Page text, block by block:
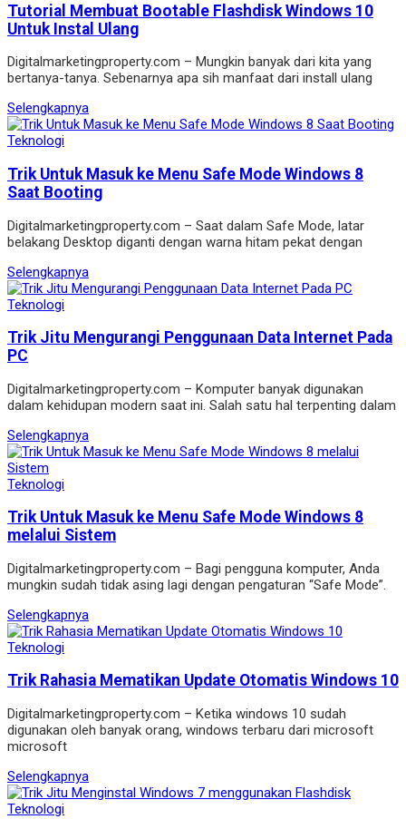
Tutorial Membuat Bootable Flashdisk Windows 10
Untuk Instal Ulang
Digitalmarketingproperty.com – Mungkin banyak dari kita yang
bertanya-tanya. Sebenarnya apa sih manfaat dari install ulang
Selengkapnya
Teknologi
Trik Untuk Masuk ke Menu Safe Mode Windows 8
Saat Booting
Digitalmarketingproperty.com – Saat dalam Safe Mode, latar
belakang Desktop diganti dengan warna hitam pekat dengan
Selengkapnya
Teknologi
Trik Jitu Mengurangi Penggunaan Data Internet Pada
PC
Digitalmarketingproperty.com – Komputer banyak digunakan
dalam kehidupan modern saat ini. Salah satu hal terpenting dalam
Selengkapnya
Teknologi
Trik Untuk Masuk ke Menu Safe Mode Windows 8
melalui Sistem
Digitalmarketingproperty.com – Bagi pengguna komputer, Anda
mungkin sudah tidak asing lagi dengan pengaturan “Safe Mode”.
Selengkapnya
Teknologi
Trik Rahasia Mematikan Update Otomatis Windows 10
Digitalmarketingproperty.com – Ketika windows 10 sudah
digunakan oleh banyak orang, windows terbaru dari microsoft
microsoft
Selengkapnya
Teknologi